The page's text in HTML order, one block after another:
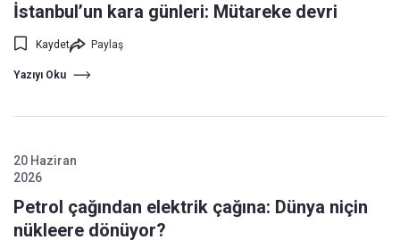
İstanbul’un kara günleri: Mütareke devri
Kaydet Paylaş
Yazıyı Oku
20 Haziran
2026
Petrol çağından elektrik çağına: Dünya niçin
nükleere dönüyor?